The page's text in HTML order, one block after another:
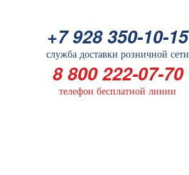
+7 928 350-10-15
служба доставки розничной сети
8 800 222-07-70
телефон бесплатной линии
служба доставки розничной сети
8 800 222-07-70
телефон бесплатной линии